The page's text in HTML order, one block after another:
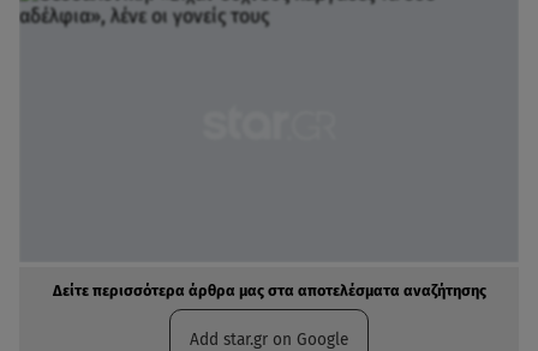
Δείτε περισσότερα άρθρα μας στα αποτελέσματα αναζήτησης
Add star.gr on Google